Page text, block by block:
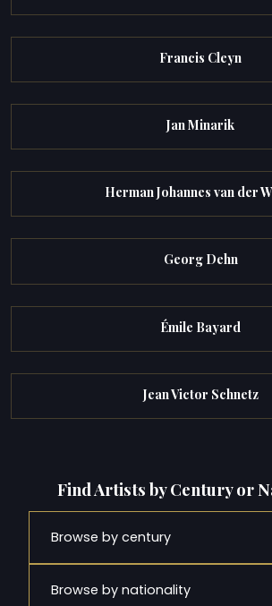
Francis Cleyn
Jan Minarik
Herman Johannes van der
Georg Dehn
Émile Bayard
Jean Victor Schnetz
Find Artists by Century or
Browse by century
Browse by nationality